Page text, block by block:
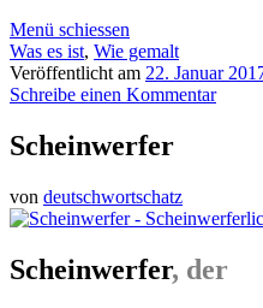
Menü schiessen
Was es ist, Wie gemalt
Veröffentlicht am 22. Januar
Schreibe einen Kommentar
Scheinwerfer
von deutschwortschatz
Scheinwerfer, der